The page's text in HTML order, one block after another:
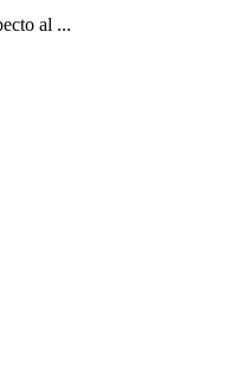
al ...